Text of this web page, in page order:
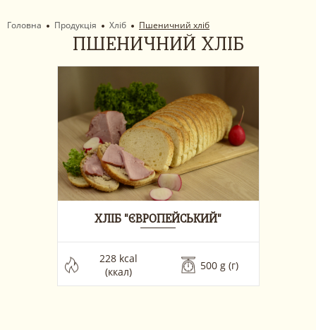
Головна Продукція Хліб Пшеничний хліб
ПШЕНИЧНИЙ ХЛІБ
ХЛІБ "ЄВРОПЕЙСЬКИЙ"
(ккал)
500 g (г)